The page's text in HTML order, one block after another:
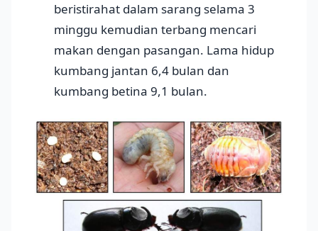
beristirahat dalam sarang selama 3
minggu kemudian terbang mencari
makan dengan pasangan. Lama hidup
kumbang jantan 6,4 bulan dan
kumbang betina 9,1 bulan.